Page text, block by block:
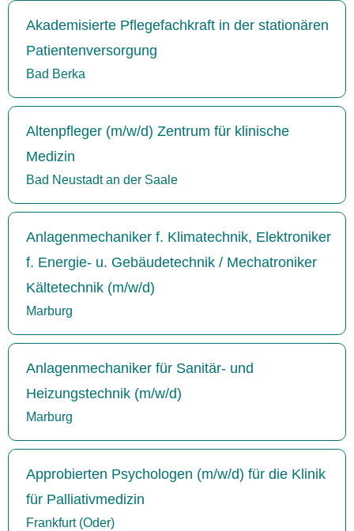
Akademisierte Pflegefachkraft in der stationären
Patientenversorgung
Bad Berka
Altenpfleger (m/w/d) Zentrum für klinische
Medizin
Bad Neustadt an der Saale
Anlagenmechaniker f. Klimatechnik, Elektroniker
f. Energie- u. Gebäudetechnik / Mechatroniker
Kältetechnik (m/w/d)
Marburg
Anlagenmechaniker für Sanitär- und
Heizungstechnik (m/w/d)
Marburg
Approbierten Psychologen (m/w/d) für die Klinik
für Palliativmedizin
Frankfurt (Oder)